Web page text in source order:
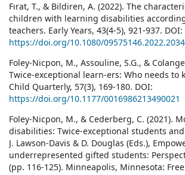
Fırat, T., & Bildiren, A. (2022). The
children with learning disabilities
teachers. Early Years, 43(4-5), 921-937. DOI:
https://doi.org/10.1080/
Foley-Nicpon, M., Assouline, S.G., &
Twice-exceptional learn-ers: Who needs to
Child Quarterly, 57(3), 169-180. DOI:
https://doi.org/10.1177/0016986213490021
Foley-Nicpon, M., & Cederberg, C. (2021).
disabilities: Twice-exceptional students
J. Lawson-Davis & D. Douglas (Eds.),
underrepresented gifted students:
(pp. 116-125). Minneapolis, Minnesota: